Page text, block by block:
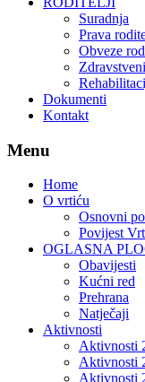
Suradnja
Prava
Obveze
Dokumenti
Kontakt
Menu
Home
O vrtiću
Osnovni
Povijest
OGLASNA
Obavijesti
Kućni red
Prehrana
Natječaji
Aktivnosti
Aktivnosti
Aktivnosti
Aktivnosti